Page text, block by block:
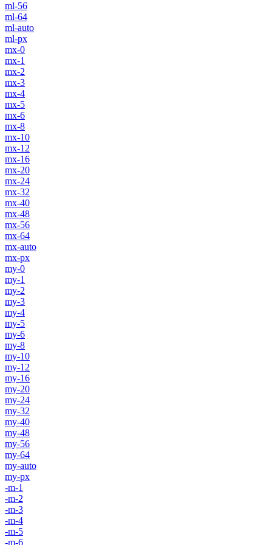
ml-56
ml-64
ml-auto
ml-px
mx-0
mx-1
mx-2
mx-3
mx-4
mx-5
mx-6
mx-8
mx-10
mx-12
mx-16
mx-20
mx-24
mx-32
mx-40
mx-48
mx-56
mx-64
mx-auto
mx-px
my-0
my-1
my-2
my-3
my-4
my-5
my-6
my-8
my-10
my-12
my-16
my-20
my-24
my-32
my-40
my-48
my-56
my-64
my-auto
my-px
-m-1
-m-2
-m-3
-m-4
-m-5
-m-6